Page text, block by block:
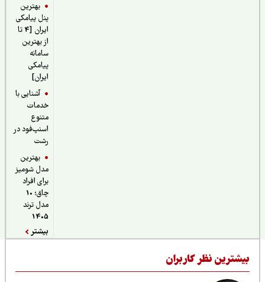
بهترین
پنل پیامکی
ایران [4 تا
از بهترین
سامانه
پیامکی
آشنایی با
خدمات
اسنپ‌فود در
بهترین
مدل شومیز
برای افراد
چاق؛ 10
مدل ترند
نظر کاربران